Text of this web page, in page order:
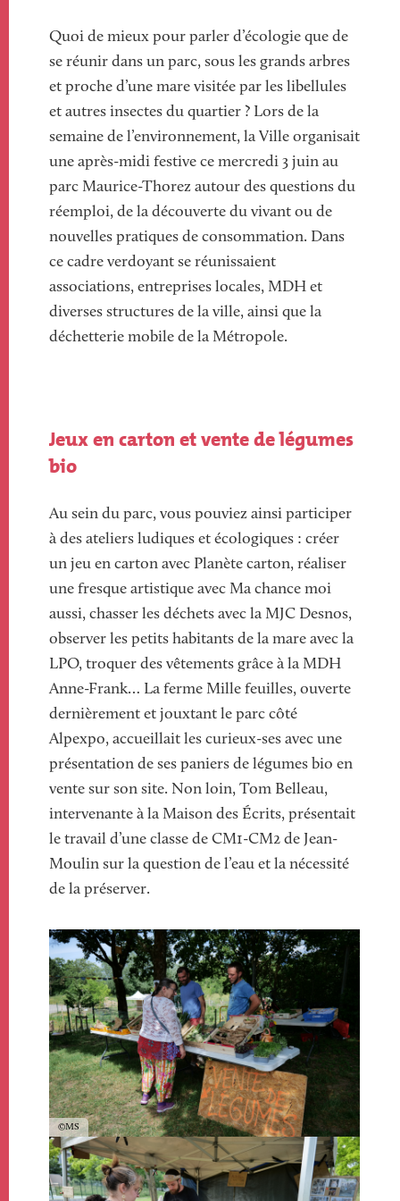
Quoi de mieux pour parler d’écologie que de
se réunir dans un parc, sous les grands arbres
et proche d’une mare visitée par les libellules
et autres insectes du quartier ? Lors de la
semaine de l’environnement, la Ville organisait
une après-midi festive ce mercredi 3 juin au
parc Maurice-Thorez autour des questions du
réemploi, de la découverte du vivant ou de
nouvelles pratiques de consommation. Dans
ce cadre verdoyant se réunissaient
associations, entreprises locales, MDH et
diverses structures de la ville, ainsi que la
déchetterie mobile de la Métropole.
Jeux en carton et vente de légumes
bio
Au sein du parc, vous pouviez ainsi participer
à des ateliers ludiques et écologiques : créer
un jeu en carton avec Planète carton, réaliser
une fresque artistique avec Ma chance moi
aussi, chasser les déchets avec la MJC Desnos,
observer les petits habitants de la mare avec la
LPO, troquer des vêtements grâce à la MDH
Anne-Frank… La ferme Mille feuilles, ouverte
dernièrement et jouxtant le parc côté
Alpexpo, accueillait les curieux-ses avec une
présentation de ses paniers de légumes bio en
vente sur son site. Non loin, Tom Belleau,
intervenante à la Maison des Écrits, présentait
le travail d’une classe de CM1-CM2 de Jean-
Moulin sur la question de l’eau et la nécessité
de la préserver.
Image
Image
Copyright
MS
Image